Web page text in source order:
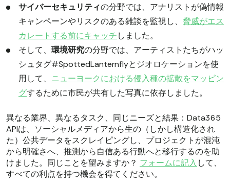
サイバーセキュリティの分野では、アナリストが偽情報
キャンペーンやリスクのある雑談を監視し、 脅威がエス
カレートする前にキャッチしました。
そして、 環境研究の分野では、アーティストたちがハッ
シュタグ#SpottedLanternflyとジオロケーションを使
用して、 ニューヨークにおける侵入種の拡散をマッピン
グするために市民が共有した写真に依存しました。
異なる業界、異なるタスク、同じニーズと結果：Data365
APIは、ソーシャルメディアから生の（しかし構造化され
た）公共データをスクレイピングし、プロジェクトが混沌
から明確さへ、推測から自信ある行動へと移行するのを助
けました。同じことを望みますか？ フォームに記入して、
すべての利点を持つ機会を得てください。